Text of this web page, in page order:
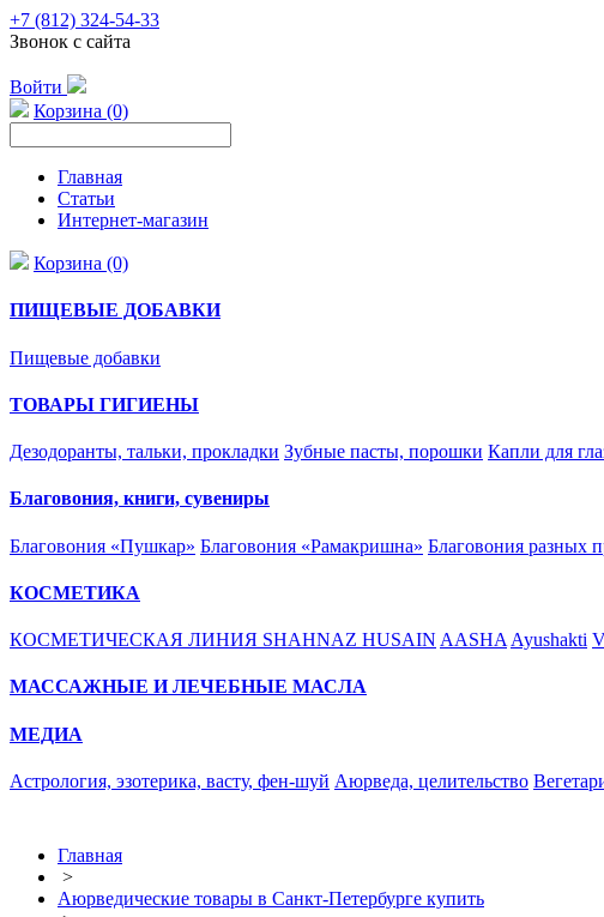
+7 (812) 324-54-33
Звонок с сайта
Войти
Корзина (0)
Главная
Статьи
Интернет-магазин
Корзина (0)
ПИЩЕВЫЕ ДОБАВКИ
Пищевые добавки
ТОВАРЫ ГИГИЕНЫ
Дезодоранты, тальки, прокладки Зубные пасты, порошки Капли для
Благовония, книги, сувениры
Благовония «Пушкар» Благовония «Рамакришна» Благовония разных
КОСМЕТИКА
КОСМЕТИЧЕСКАЯ ЛИНИЯ SHAHNAZ HUSAIN AASHA Ayushakti
МАССАЖНЫЕ И ЛЕЧЕБНЫЕ МАСЛА
МЕДИА
Астрология, эзотерика, васту, фен-шуй Аюрведа, целительство
Главная
>
Аюрведические товары в Санкт-Петербурге купить